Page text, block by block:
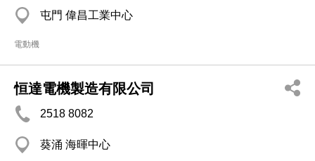
屯門 偉昌工業中心
電動機
恒達電機製造有限公司
2518 8082
葵涌 海暉中心